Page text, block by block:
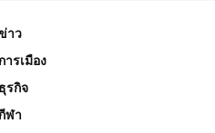
าว
ารเมือง
ธุรกิจ
ฬา